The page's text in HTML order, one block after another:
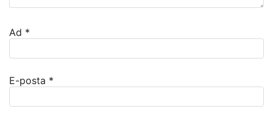
Ad *
E-posta *